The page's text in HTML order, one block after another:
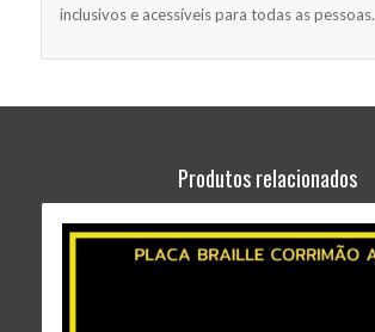
inclusivos e acessíveis para todas as pessoas.
Produtos relacionados